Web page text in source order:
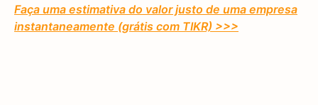
Faça uma estimativa do valor justo de uma empresa
instantaneamente (grátis com TIKR) >>>